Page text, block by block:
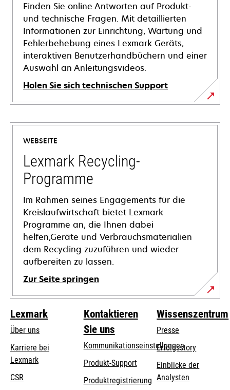
Finden Sie online Antworten auf Produkt-
und technische Fragen. Mit detaillierten
Informationen zur Einrichtung, Wartung und
Fehlerbehebung eines Lexmark Geräts,
interaktiven Benutzerhandbüchern und einer
Auswahl an Anleitungsvideos.
Holen Sie sich technischen Support
wird
in
neuen
Registerkarte
geöffnet
WEBSEITE
Lexmark Recycling-
Programme
Im Rahmen seines Engagements für die
Kreislaufwirtschaft bietet Lexmark
Programme an, die Ihnen dabei
helfen,Geräte und Verbrauchsmaterialien
dem Recycling zuzuführen und wieder
aufbereiten zu lassen.
Zur Seite springen
Lexmark
Über uns
Karriere bei
Lexmark
CSR
Kontaktieren
Sie uns
Kommunikationseinstellungen
wird
in
einer
Produkt-Supportwird
einer
Produktregistrierung
Wissenszentrum
Presse
Erfolgsstory
Einblicke der
Analysten